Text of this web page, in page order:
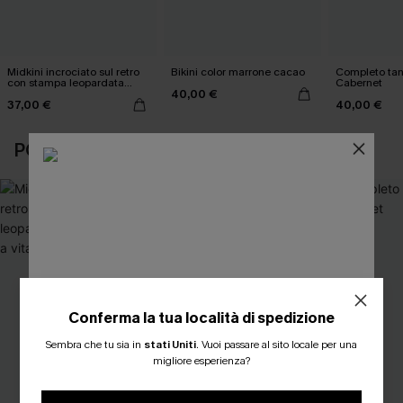
Midkini incrociato sul retro
con stampa leopardata
37,00 €
Bikini color marrone cacao
40,00 €
Completo
Cabernet
40,00 €
POTREBBE INTERESSARTI ANCHE
Conferma la tua località di spedizione
Sembra che tu sia in stati Uniti. Vuoi passare al sito locale per una
migliore esperienza?
ISCRIVITI PER OTTENERE